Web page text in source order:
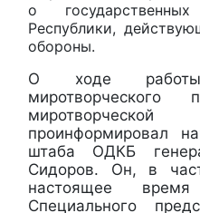
о
Республики,
обороны.
О ходе
проинформировал
штаба ОДКБ
Сидоров. Он, в
настоящее
Специального